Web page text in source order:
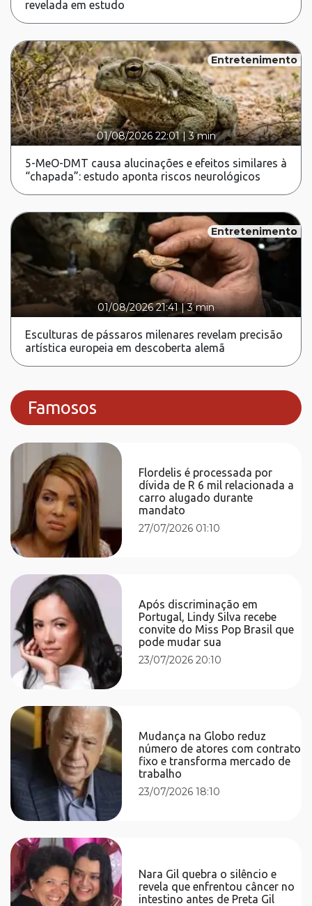
revelada em estudo
Entretenimento
01/08/2026 22:01|3 min
5-MeO-DMT causa alucinações e efeitos similares à
“chapada”: estudo aponta riscos neurológicos
Entretenimento
01/08/2026 21:41 |3 min
Esculturas de pássaros milenares revelam precisão
artística europeia em descoberta alemã
Famosos
Flordelis é processada por
dívida de R 6 mil relacionada a
carro alugado durante
mandato
27/07/2026 01:10
Após discriminação em
Portugal, Lindy Silva recebe
convite do Miss Pop Brasil que
pode mudar sua
23/07/2026 20:10
Mudança na Globo reduz
número de atores com contrato
fixo e transforma mercado de
trabalho
23/07/2026 18:10
Nara Gil quebra o silêncio e
revela que enfrentou câncer no
intestino antes de Preta Gil